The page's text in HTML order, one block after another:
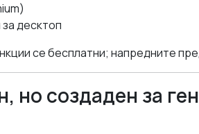
десктоп
се бесплатни; напредните
но создаден за